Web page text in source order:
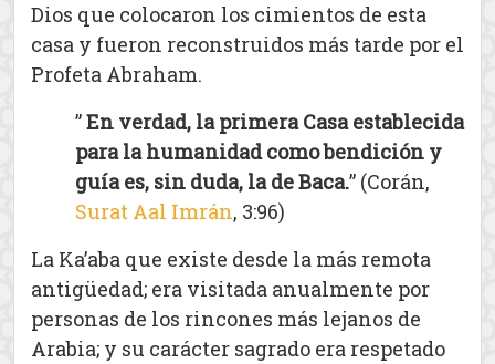
Dios que colocaron los cimientos de esta
casa y fueron reconstruidos más tarde por el
Profeta Abraham.
”En verdad, la primera Casa establecida
para la humanidad como bendición y
guía es, sin duda, la de Baca.” (Corán,
Surat Aal Imrán, 3:96)
La Ka’aba que existe desde la más remota
antigüedad; era visitada anualmente por
personas de los rincones más lejanos de
Arabia; y su carácter sagrado era respetado